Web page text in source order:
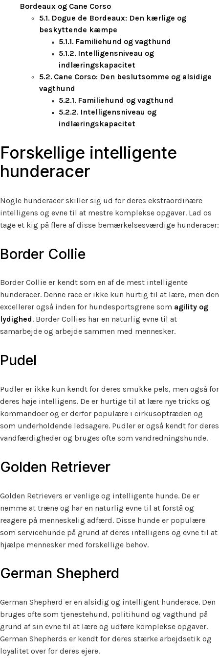
Bordeaux og Cane Corso
Dogue de Bordeaux: Den kærlige og
beskyttende kæmpe
Familiehund og vagthund
Intelligensniveau og
indlæringskapacitet
Cane Corso: Den beslutsomme og alsidige
vagthund
Familiehund og vagthund
Intelligensniveau og
indlæringskapacitet
Forskellige intelligente
hunderacer
Nogle hunderacer skiller sig ud for deres ekstraordinære
intelligens og evne til at mestre komplekse opgaver. Lad os
tage et kig på flere af disse bemærkelsesværdige hunderacer:
Border Collie
Border Collie er kendt som en af de mest intelligente
hunderacer. Denne race er ikke kun hurtig til at lære, men den
excellerer også inden for hundesportsgrene som agility og
lydighed. Border Collies har en naturlig evne til at
samarbejde og arbejde sammen med mennesker.
Pudel
Pudler er ikke kun kendt for deres smukke pels, men også for
deres høje intelligens. De er hurtige til at lære nye tricks og
kommandoer og er derfor populære i cirkusoptræden og
som underholdende ledsagere. Pudler er også kendt for deres
vandfærdigheder og bruges ofte som vandredningshunde.
Golden Retriever
Golden Retrievers er venlige og intelligente hunde. De er
nemme at træne og har en naturlig evne til at forstå og
reagere på menneskelig adfærd. Disse hunde er populære
som servicehunde på grund af deres intelligens og evne til at
hjælpe mennesker med forskellige behov.
German Shepherd
German Shepherd er en alsidig og intelligent hunderace. Den
bruges ofte som tjenestehund, politihund og vagthund på
grund af sin evne til at lære og udføre komplekse opgaver.
German Shepherds er kendt for deres stærke arbejdsetik og
loyalitet over for deres ejere.